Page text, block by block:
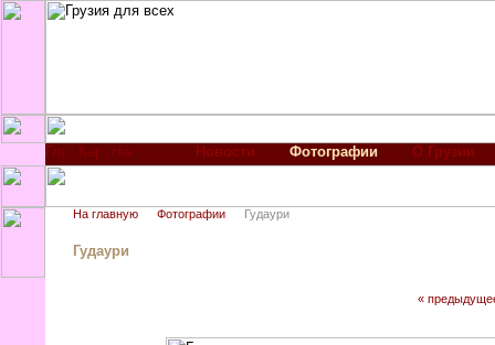
Новости Фотографии О Грузии
На главную Фотографии Гудаури
Гудаури
«